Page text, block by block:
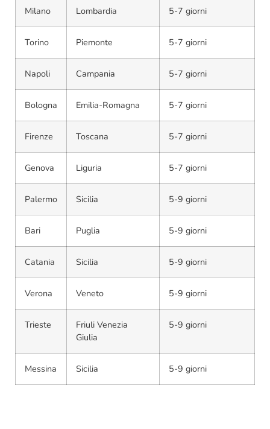
Milano Lombardia 5-7 giorni
Torino Piemonte 5-7 giorni
Napoli Campania 5-7 giorni
Bologna Emilia-Romagna 5-7 giorni
Firenze Toscana 5-7 giorni
Genova Liguria 5-7 giorni
Palermo Sicilia 5-9 giorni
Bari Puglia 5-9 giorni
Catania Sicilia 5-9 giorni
Verona Veneto 5-9 giorni
Trieste
Friuli Venezia
Giulia
5-9 giorni
Messina Sicilia 5-9 giorni